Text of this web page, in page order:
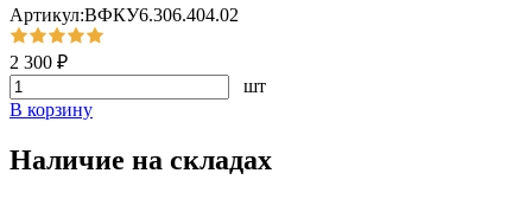
Артикул:ВФКУ6.306.404.02
2 300 ₽
шт
В корзину
Наличие на складах